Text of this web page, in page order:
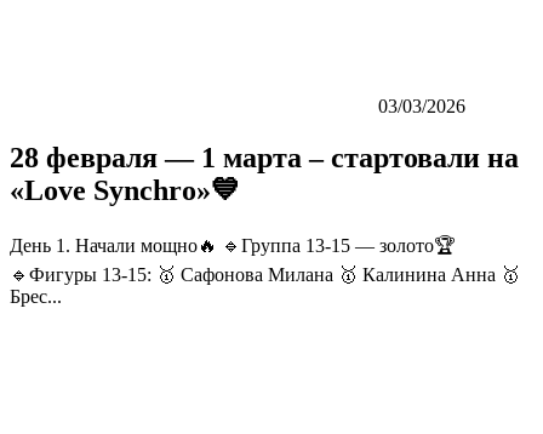
03/03/2026
28 февраля — 1 марта – стартовали на
«Love Synchro»💙
День 1. Начали мощно🔥 🔹Группа 13-15 — золото🏆
🔹Фигуры 13-15: 🥇 Сафонова Милана 🥇 Калинина Анна 🥇
Брес...